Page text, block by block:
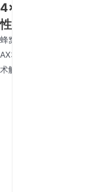
4×4 MIMO优势：在
性
蜂窝网络中最显著的瓶颈之一
AX3000 5G系列）通过4×4
术解决这一问题。
通过使用
数据流分离到多个空
统翻倍，也能在高干
够智能组合多个5G频